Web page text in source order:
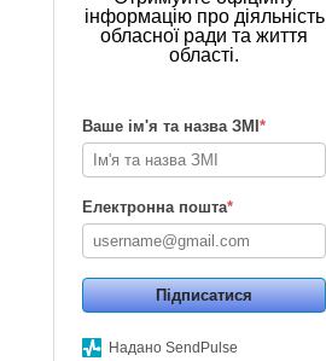
інформацію про діяльність
обласної ради та життя
області.
Ваше ім'я та назва ЗМІ*
Електронна пошта*
Підписатися
Надано SendPulse